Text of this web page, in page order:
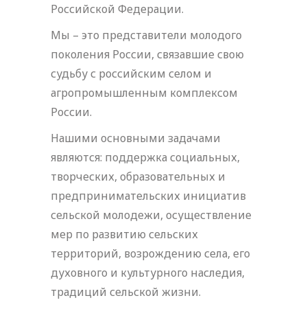
Российской Федерации.
Мы – это представители молодого
поколения России, связавшие свою
судьбу с российским селом и
агропромышленным комплексом
России.
Нашими основными задачами
являются: поддержка социальных,
творческих, образовательных и
предпринимательских инициатив
сельской молодежи, осуществление
мер по развитию сельских
территорий, возрождению села, его
духовного и культурного наследия,
традиций сельской жизни.